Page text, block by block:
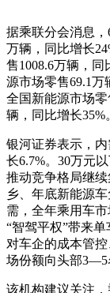
据乘联分会消息
万辆，同比增长
售1008.6万辆，
源市场零售69.1万
全国新能源市场
辆，同比增长35%
银河证券表示，
长6.7%。30万元
推动竞争格局继
乡、年底新能源
需，全年乘用车
“智驾平权”带来
对车企的成本管
场份额向头部3—5
该机构建议关注